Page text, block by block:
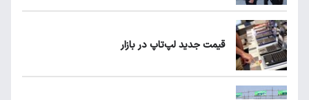
لبنیات دوباره گران می‌شود؟
قیمت جدید لپ‌تاپ در بازار